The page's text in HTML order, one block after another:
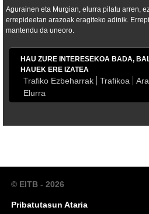
Agurainen eta Murgian, elurra pilatu arren,
errepideetan arazoak eragiteko adinik.
mantendu da uneoro.
HAU ZURE INTERESEKOA BADA,
HAUEK ERE IZATEA
Trafiko Ezbeharrak Trafikoa
Elurra
© EITB - 2026
Pribatutasun Ataria